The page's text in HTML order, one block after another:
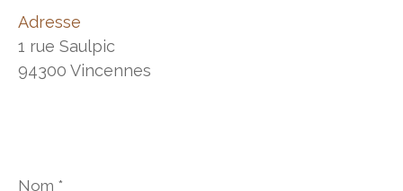
Adresse
1 rue Saulpic
94300 Vincennes
*